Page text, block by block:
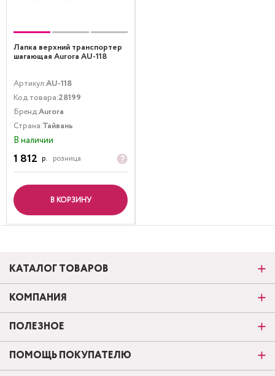
Лапка верхний транспортер
шагающая Aurora AU-118
Артикул:AU-118
Код товара:28199
Бренд:Aurora
Страна:Тайвань
В наличии
1 812 р. розница
В КОРЗИНУ
КАТАЛОГ ТОВАРОВ
КОМПАНИЯ
ПОЛЕЗНОЕ
ПОМОЩЬ ПОКУПАТЕЛЮ